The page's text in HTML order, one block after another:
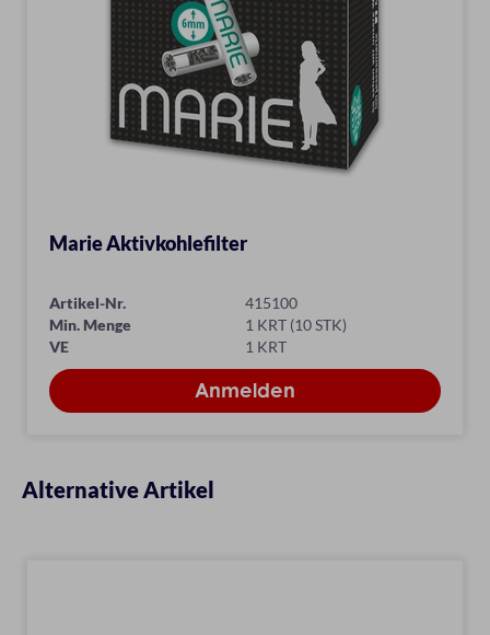
Marie Aktivkohlefilter
Artikel-Nr.
415100
Min. Menge
1 KRT (10 STK)
VE
1 KRT
Alternative Artikel